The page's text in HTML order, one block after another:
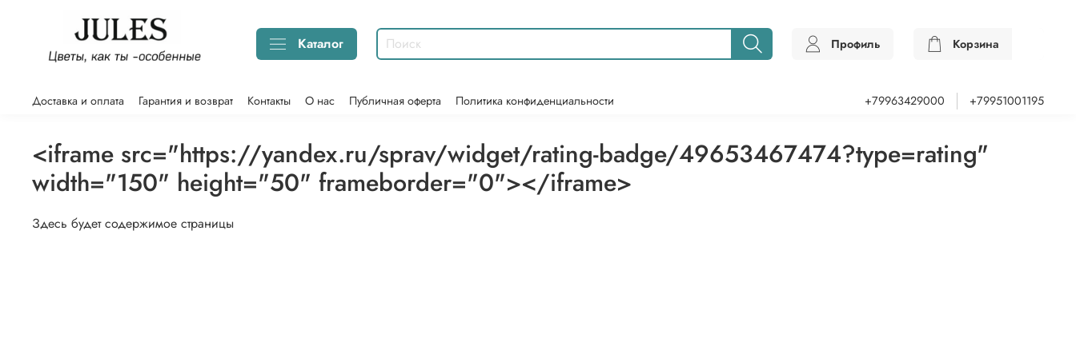
Каталог Профиль Корзина
Доставка и оплата Гарантия и возврат Контакты О нас Публичная оферта Политика конфиденциальности +79963429000 +79951001195
<iframe src="https://yandex.ru/sprav/widget/rating-badge/49653467474?type=rating"
width="150" height="50" frameborder="0"></iframe>
Здесь будет содержимое страницы